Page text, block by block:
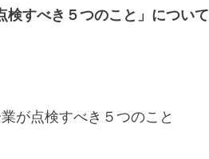
検すべき５つのこと」について
が点検すべき５つのこと